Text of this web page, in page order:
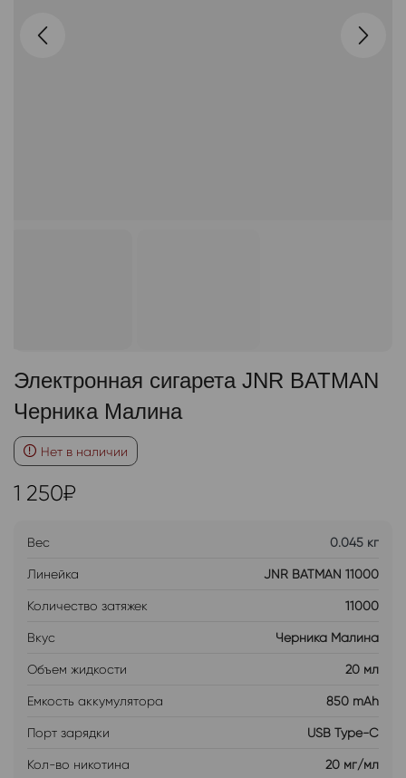
Электронная сигарета JNR BATMAN
Черника Малина
Нет в наличии
1 250₽
Вес 0.045 кг
Линейка JNR BATMAN 11000
Количество затяжек 11000
Вкус Черника Малина
Объем жидкости 20 мл
Емкость аккумулятора 850 mAh
Порт зарядки USB Type-C
Кол-во никотина 20 мг/мл